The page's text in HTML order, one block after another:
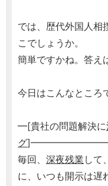
では、歴代外国人相
こでしょうか。
簡単ですかね。答え
今日はこんなところ
━[貴社の問題解決に
グ
毎回、 深夜残業 して
に、いつも開示は遅